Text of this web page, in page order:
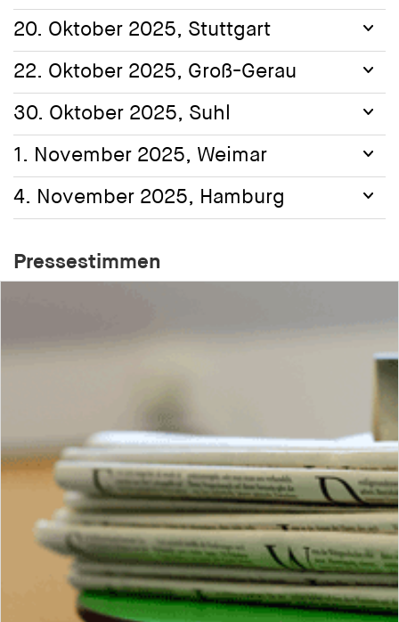
20. Oktober 2025, Stuttgart
22. Oktober 2025, Groß-Gerau
30. Oktober 2025, Suhl
1. November 2025, Weimar
4. November 2025, Hamburg
Pressestimmen